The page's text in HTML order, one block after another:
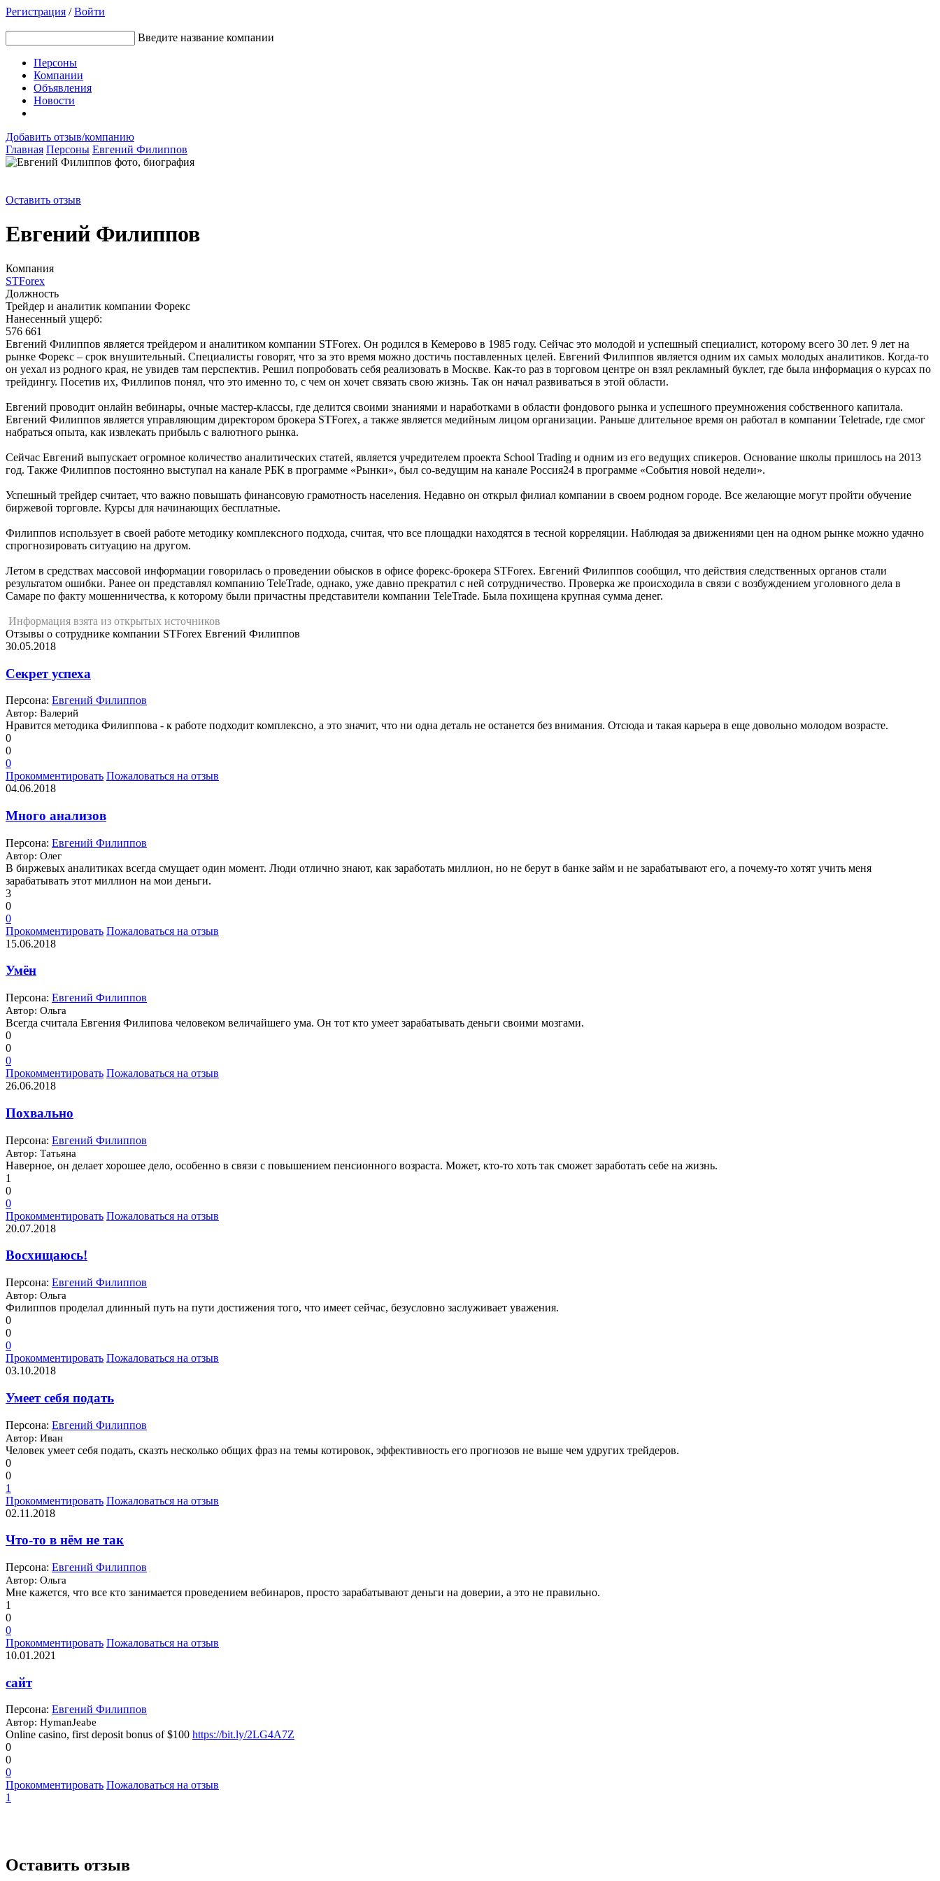
Регистрация /Войти
Введите название компании
Персоны
Компании
Объявления
Новости
Добавить отзыв/компанию
Главная Персоны Евгений Филиппов
Оставить отзыв
Евгений Филиппов
Компания
STForex
Должность
Трейдер и аналитик компании Форекс
Нанесенный ущерб:
576 661
Евгений Филиппов является трейдером и аналитиком компании STForex. Он родился в Кемерово в 1985 году. Сейчас это молодой и успешный специалист, которому всего 30 лет. 9 лет на
рынке Форекс – срок внушительный. Специалисты говорят, что за это время можно достичь поставленных целей. Евгений Филиппов является одним их самых молодых аналитиков. Когда-то
он уехал из родного края, не увидев там перспектив. Решил попробовать себя реализовать в Москве. Как-то раз в торговом центре он взял рекламный буклет, где была информация о курсах по
трейдингу. Посетив их, Филлипов понял, что это именно то, с чем он хочет связать свою жизнь. Так он начал развиваться в этой области.
Евгений проводит онлайн вебинары, очные мастер-классы, где делится своими знаниями и наработками в области фондового рынка и успешного преумножения собственного капитала.
Евгений Филиппов является управляющим директором брокера STForex, а также является медийным лицом организации. Раньше длительное время он работал в компании Teletrade, где смог
набраться опыта, как извлекать прибыль с валютного рынка.
Сейчас Евгений выпускает огромное количество аналитических статей, является учредителем проекта School Trading и одним из его ведущих спикеров. Основание школы пришлось на 2013
год. Также Филиппов постоянно выступал на канале РБК в программе «Рынки», был со-ведущим на канале Россия24 в программе «События новой недели».
Успешный трейдер считает, что важно повышать финансовую грамотность населения. Недавно он открыл филиал компании в своем родном городе. Все желающие могут пройти обучение
биржевой торговле. Курсы для начинающих бесплатные.
Филиппов использует в своей работе методику комплексного подхода, считая, что все площадки находятся в тесной корреляции. Наблюдая за движениями цен на одном рынке можно удачно
спрогнозировать ситуацию на другом.
Летом в средствах массовой информации говорилась о проведении обысков в офисе форекс-брокера STForex. Евгений Филиппов сообщил, что действия следственных органов стали
результатом ошибки. Ранее он представлял компанию TeleTrade, однако, уже давно прекратил с ней сотрудничество. Проверка же происходила в связи с возбуждением уголовного дела в
Самаре по факту мошенничества, к которому были причастны представители компании TeleTrade. Была похищена крупная сумма денег.
Информация взята из открытых источников
Отзывы о сотруднике компании STForex Евгений Филиппов
30.05.2018
Секрет успеха
Персона: Евгений Филиппов
Автор: Валерий
Нравится методика Филиппова - к работе подходит комплексно, а это значит, что ни одна деталь не останется без внимания. Отсюда и такая карьера в еще довольно молодом возрасте.
0
0
0
Прокомментировать Пожаловаться на отзыв
04.06.2018
Много анализов
Персона: Евгений Филиппов
Автор: Олег
В биржевых аналитиках всегда смущает один момент. Люди отлично знают, как заработать миллион, но не берут в банке займ и не зарабатывают его, а почему-то хотят учить меня
зарабатывать этот миллион на мои деньги.
3
0
0
Прокомментировать Пожаловаться на отзыв
15.06.2018
Умён
Персона: Евгений Филиппов
Автор: Ольга
Всегда считала Евгения Филипова человеком величайшего ума. Он тот кто умеет зарабатывать деньги своими мозгами.
0
0
0
Прокомментировать Пожаловаться на отзыв
26.06.2018
Похвально
Персона: Евгений Филиппов
Автор: Татьяна
Наверное, он делает хорошее дело, особенно в связи с повышением пенсионного возраста. Может, кто-то хоть так сможет заработать себе на жизнь.
1
0
0
Прокомментировать Пожаловаться на отзыв
20.07.2018
Восхищаюсь!
Персона: Евгений Филиппов
Автор: Ольга
Филиппов проделал длинный путь на пути достижения того, что имеет сейчас, безусловно заслуживает уважения.
0
0
0
Прокомментировать Пожаловаться на отзыв
03.10.2018
Умеет себя подать
Персона: Евгений Филиппов
Автор: Иван
Человек умеет себя подать, сказть несколько общих фраз на темы котировок, эффективность его прогнозов не выше чем удругих трейдеров.
0
0
1
Прокомментировать Пожаловаться на отзыв
02.11.2018
Что-то в нём не так
Персона: Евгений Филиппов
Автор: Ольга
Мне кажется, что все кто занимается проведением вебинаров, просто зарабатывают деньги на доверии, а это не правильно.
1
0
0
Прокомментировать Пожаловаться на отзыв
10.01.2021
сайт
Персона: Евгений Филиппов
Автор: HymanJeabe
Online casino, first deposit bonus of $100 https://bit.ly/2LG4A7Z
0
0
0
Прокомментировать Пожаловаться на отзыв
1
Оставить отзыв